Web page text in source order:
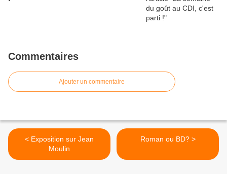
Commentaires
Ajouter un commentaire
< Exposition sur Jean
Moulin
Roman ou BD? >